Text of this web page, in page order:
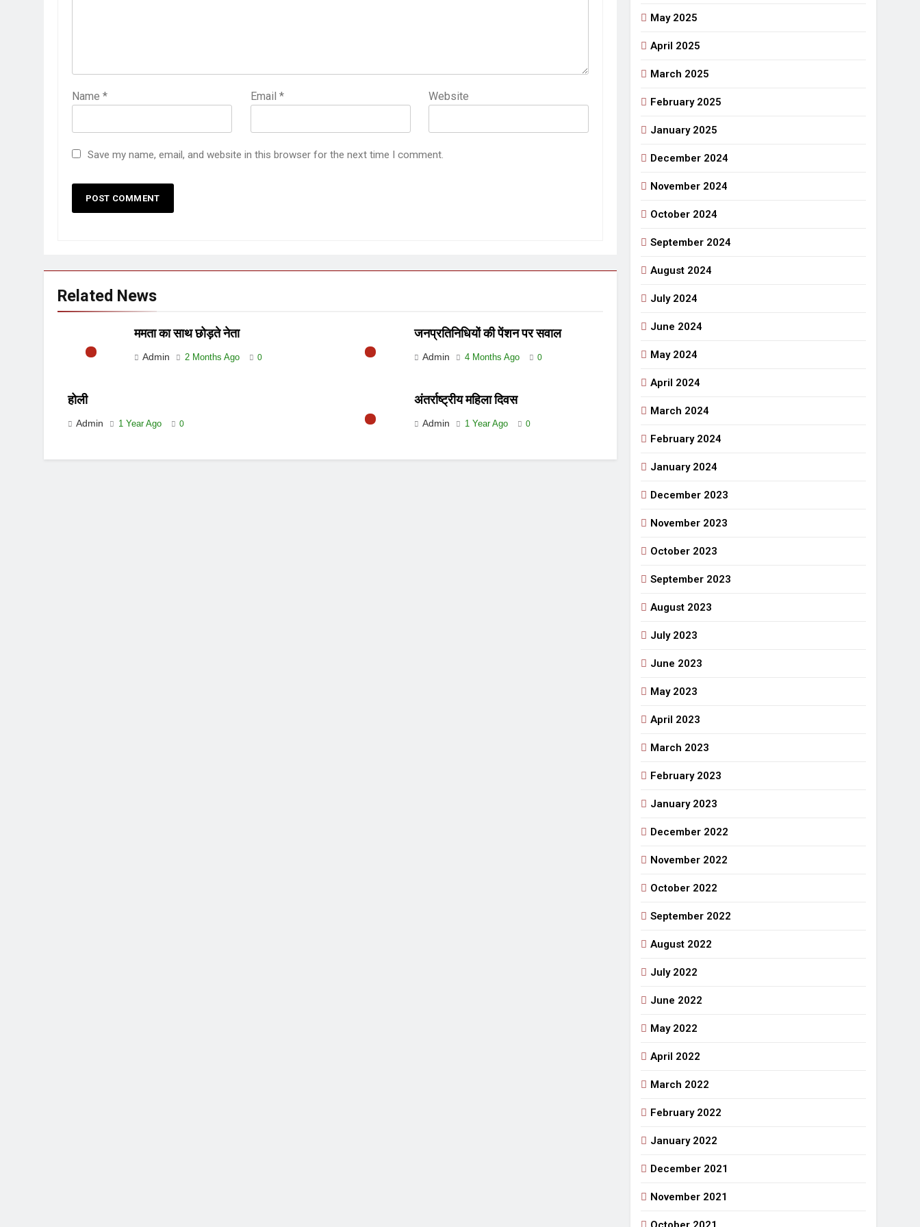
Name * Email * Website
Save my name, email, and website in this browser for the next time I comment.
Related News
ममता का साथ छोड़ते नेता
Admin 2 Months Ago 0
जनप्रतिनिधियों की पेंशन पर सवाल
Admin 4 Months Ago 0
होली
Admin 1 Year Ago 0
अंतर्राष्ट्रीय महिला दिवस
Admin 1 Year Ago 0
May 2025
April 2025
March 2025
February 2025
January 2025
December 2024
November 2024
October 2024
September 2024
August 2024
July 2024
June 2024
May 2024
April 2024
March 2024
February 2024
January 2024
December 2023
November 2023
October 2023
September 2023
August 2023
July 2023
June 2023
May 2023
April 2023
March 2023
February 2023
January 2023
December 2022
November 2022
October 2022
September 2022
August 2022
July 2022
June 2022
May 2022
April 2022
March 2022
February 2022
January 2022
December 2021
November 2021